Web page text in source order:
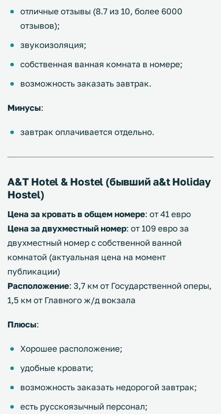
отличные отзывы (8.7 из 10, более 6000
отзывов);
звукоизоляция;
собственная ванная комната в номере;
возможность заказать завтрак.
Минусы:
завтрак оплачивается отдельно.
A&T Hotel & Hostel (бывший a&t Holiday
Hostel)
Цена за кровать в общем номере: от 41 евро
Цена за двухместный номер: от 109 евро за
двухместный номер с собственной ванной
комнатой (актуальная цена на момент
публикации)
Расположение: 3,7 км от Государственной оперы,
1,5 км от Главного ж/д вокзала
Плюсы:
Хорошее расположение;
удобные кровати;
возможность заказать недорогой завтрак;
есть русскоязычный персонал;